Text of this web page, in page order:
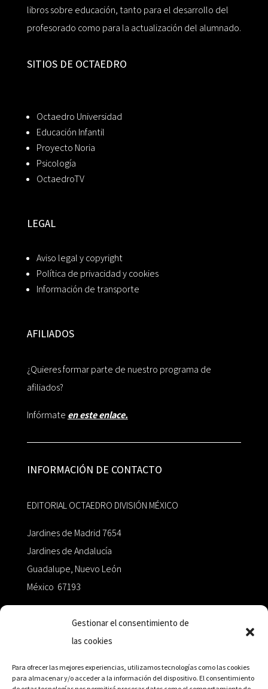
Gestionar el consentimiento de
las cookies
Para ofrecer las mejores experiencias, utilizamos tecnologías como las cookies
para almacenar y/o acceder a la información del dispositivo. El consentimiento
libros sobre educación, tanto para el desarrollo del
profesorado como para la actualización del alumnado.
SITIOS DE OCTAEDRO
Octaedro Universidad
Educación Infantil
Proyecto Noria
Psicología
OctaedroTV
LEGAL
Aviso legal y copyright
Política de privacidad y cookies
Información de transporte
AFILIADOS
¿Quieres formar parte de nuestro programa de
afiliados?
Infórmate en este enlace.
INFORMACIÓN DE CONTACTO
EDITORIAL OCTAEDRO DIVISIÓN MÉXICO
Jardines de Madrid 7654
Jardines de Andalucía
Guadalupe, Nuevo León
México 67193
+52 811.499.5638